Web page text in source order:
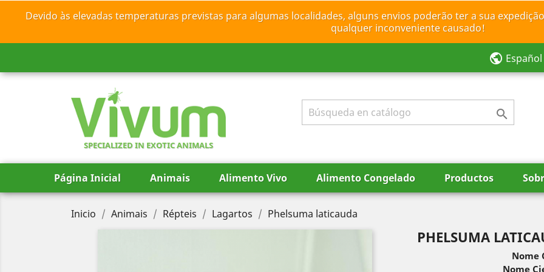
Devido às elevadas temperaturas previstas para algumas localidades, alguns envios poderão ter a sua
qualquer inconveniente causado!
public Español
SPECIALIZED IN EXOTIC ANIMALS

Página Inicial Animais Alimento Vivo Alimento Congelado Productos
Inicio Animais Répteis Lagartos Phelsuma laticauda
PHELSUMA
Nome
Nome